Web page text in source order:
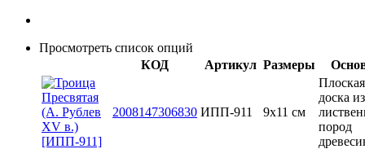
Просмотреть список опций
КОД
Артикул Размеры
2008147306830 ИПП-911 9х11 см
Плоская
доска из
пород